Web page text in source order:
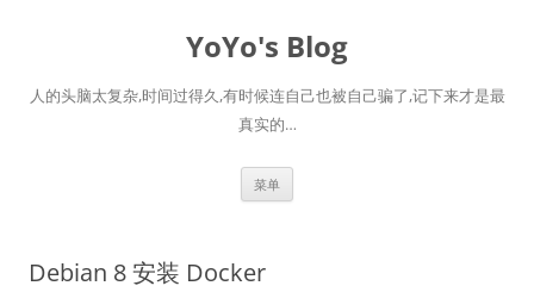
YoYo's Blog
人的头脑太复杂,时间过得久,有时候连自己也被自己骗了,记下来才是最
真实的…
菜单
Debian 8 安装 Docker